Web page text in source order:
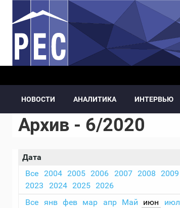
Перейти к основному содержанию
НОВОСТИ АНАЛИТИКА ИНТЕРВЬЮ
Архив - 6/2020
Дата
Все
2004 2005 2006 2007 2008 2009
2023
2024 2025 2026
Все янв фев мар апр Май июн июл